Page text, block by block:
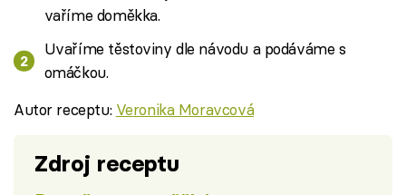
vaříme doměkka.
Uvaříme těstoviny dle návodu a podáváme s
omáčkou.
Autor receptu: Veronika Moravcová
Zdroj receptu